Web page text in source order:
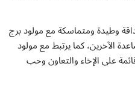
وطيدة ومتماسكة مع مولود برج
الآخرين، كما يرتبط مع مولود
على الإخاء والتعاون وحب